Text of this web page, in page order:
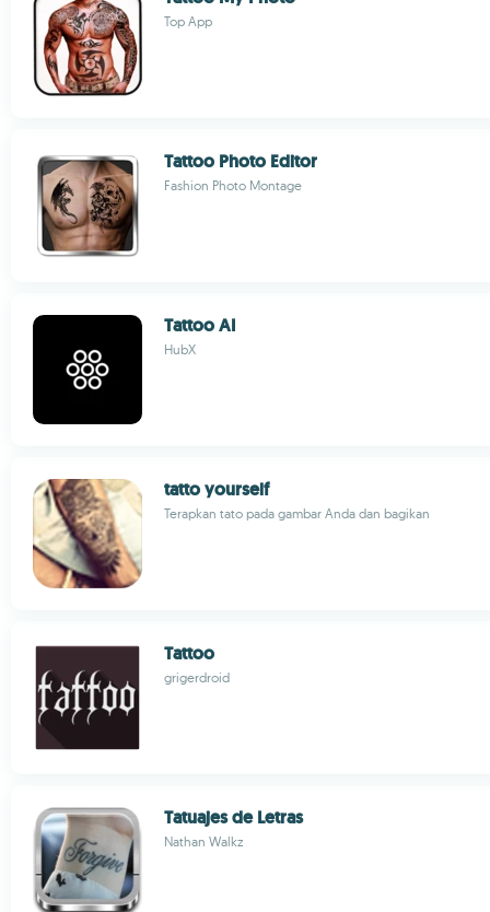
Top App
Tattoo Photo Editor
Fashion Photo Montage
Tattoo AI
HubX
tatto yourself
Terapkan tato pada gambar Anda dan bagikan
Tattoo
grigerdroid
Tatuajes de Letras
Nathan Walkz